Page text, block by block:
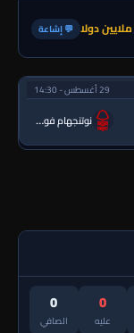
💬 إشاعة
29 أغسطس - 14:30
نوتنجهام فورست
0
عليه
0
الصافي